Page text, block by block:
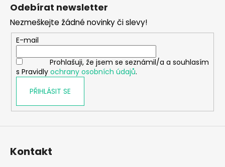
Odebírat newsletter
Nezmeškejte žádné novinky či slevy!
E-mail
Prohlašuji, že jsem se seznámil/a a souhlasím
s Pravidly ochrany osobních údajů.
PŘIHLÁSIT SE
Kontakt